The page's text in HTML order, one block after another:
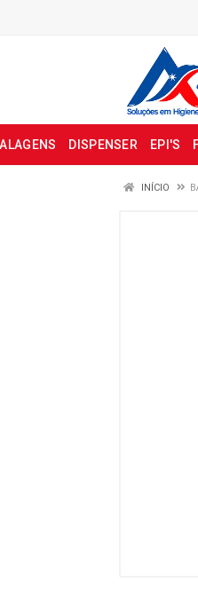
DISPENSER EPI'S
INÍCIO